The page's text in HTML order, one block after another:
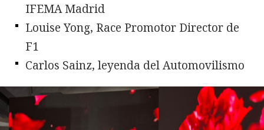
IFEMA Madrid
Louise Yong, Race Promotor Director de
F1
Carlos Sainz, leyenda del Automovilismo